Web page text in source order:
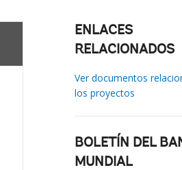
ENLACES
RELACIONADOS
Ver documentos
los proyectos
BOLETÍN DEL
MUNDIAL